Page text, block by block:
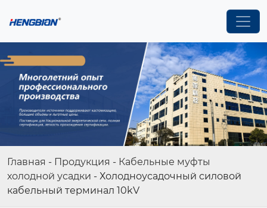
Главная - Продукция - Кабельные муфты
холодной усадки - Холодноусадочный силовой
кабельный терминал 10kV